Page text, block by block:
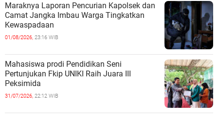
Maraknya Laporan Pencurian Kapolsek dan
Camat Jangka Imbau Warga Tingkatkan
Kewaspadaan
01/08/2026, 23:16 WIB
Mahasiswa prodi Pendidikan Seni
Pertunjukan Fkip UNIKI Raih Juara III
Peksimida
31/07/2026, 22:12 WIB